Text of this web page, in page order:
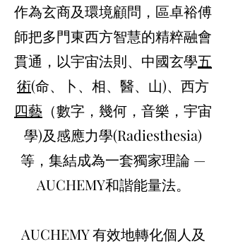
作為玄商及環境顧問，區卓裕傅
師把多門東西方智慧的精粹融會
貫通，以宇宙法則、中國玄學五
術(命、卜、相、醫、山)、 西方
四藝 （數字，幾何，音樂，宇宙
學)及感應力學(Radiesthesia)
等，集結成為一套獨家理論 —
AUCHEMY和諧能量法。
AUCHEMY 有效地轉化個人及